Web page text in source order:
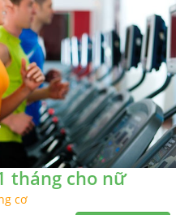
tháng cho nữ
cơ